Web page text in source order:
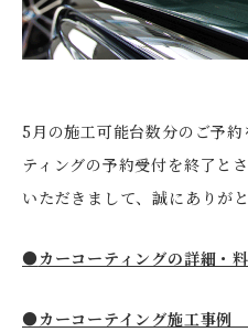
5月の施工可能台数分のご予
ティングの予約受付を終了と
いただきまして、誠にありが
●カーコーティングの詳細・
●カーコーテイング施工事例